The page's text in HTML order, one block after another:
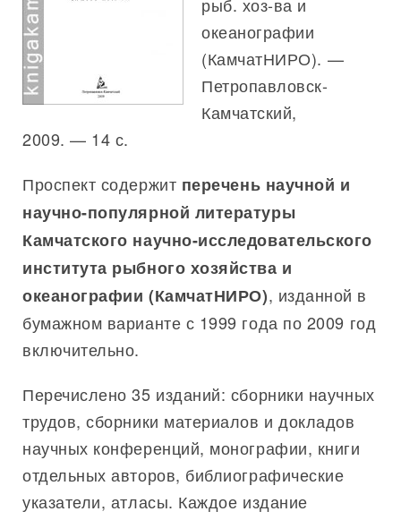
океанографии
(КамчатНИРО). —
Петропавловск-
Камчатский,
2009. — 14 с.
Проспект содержит перечень научной и
научно-популярной литературы
Камчатского научно-исследовательского
института рыбного хозяйства и
океанографии (КамчатНИРО), изданной в
бумажном варианте с 1999 года по 2009 год
включительно.
Перечислено 35 изданий: сборники научных
трудов, сборники материалов и докладов
научных конференций, монографии, книги
отдельных авторов, библиографические
указатели, атласы. Каждое издание